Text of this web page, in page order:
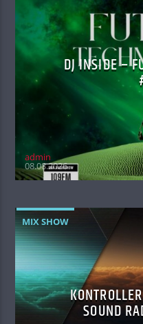
DJ INSIDE –
admin
08.08.2026
MIX SHOW
SOUND